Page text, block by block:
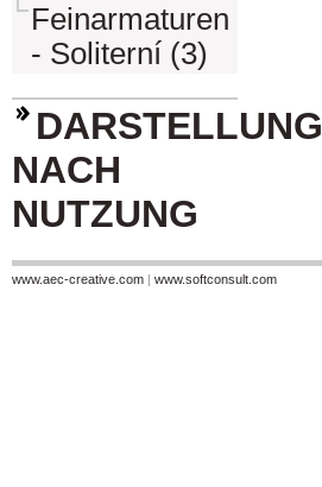
Feinarmaturen
- Soliterní (3)
DARSTELLUNG
NACH
NUTZUNG
www.aec-creative.com | www.softconsult.com